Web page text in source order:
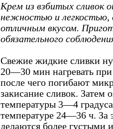
Крем из взбитых сливок
нежностью и легкостью,
отличным вкусом.
обязательного
Свежие жидкие сливки
20—30 мин нагревать при
после чего погибают
закисание сливок. Затем
температуры 3—4
температуре 24—36 ч. За
делаются более